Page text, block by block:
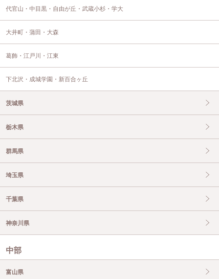
代官山・中目黒・自由が丘・武蔵小杉・学大
大井町・蒲田・大森
葛飾・江戸川・江東
下北沢・成城学園・新百合ヶ丘
茨城県
栃木県
群馬県
埼玉県
千葉県
神奈川県
中部
富山県